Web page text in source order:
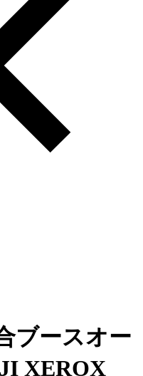
ブースオー
XEROX